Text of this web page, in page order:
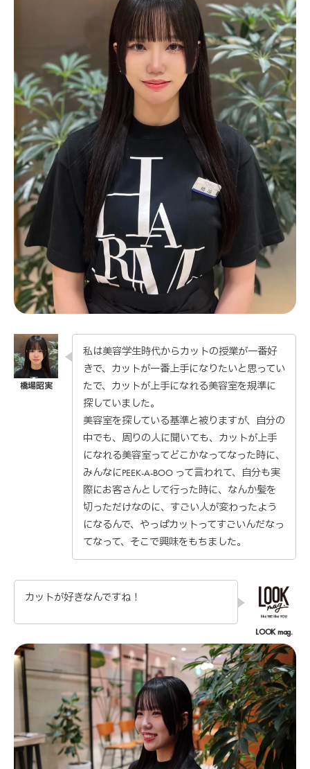
私は美容学生時代からカットの授業が一番好
きで、カットが一番上手になりたいと思ってい
たで、カットが上手になれる美容室を規準に
探していました。
美容室を探している基準と被りますが、自分の
中でも、周りの人に聞いても、カットが上手
になれる美容室ってどこかなってなった時に、
みんなにPEEK-A-BOO って言われて、自分も実
際にお客さんとして行った時に、なんか髪を
切っただけなのに、すごい人が変わったよう
になるんで、やっぱカットってすごいんだなっ
てなって、そこで興味をもちました。
カットが好きなんですね！